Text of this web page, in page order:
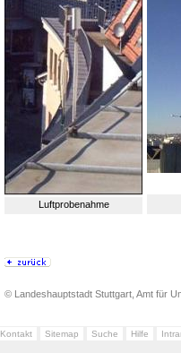
Luftprobenahme
© Landeshauptstadt Stuttgart, Amt für
Kontakt Sitemap Suche Hilfe